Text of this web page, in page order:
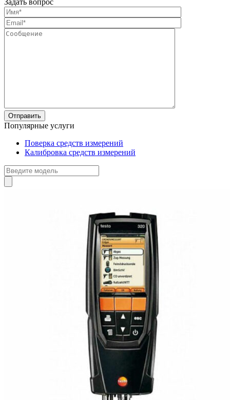
Популярные услуги
Поверка средств измерений
Калибровка средств измерений